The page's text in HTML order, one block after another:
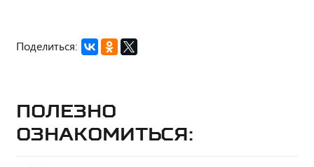
Поделиться:
Полезно
ознакомиться: